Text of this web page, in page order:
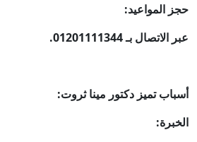
حجز المواعيد:
عبر الاتصال بـ 01201111344.
أسباب تميز دكتور مينا ثروت:
الخبرة: